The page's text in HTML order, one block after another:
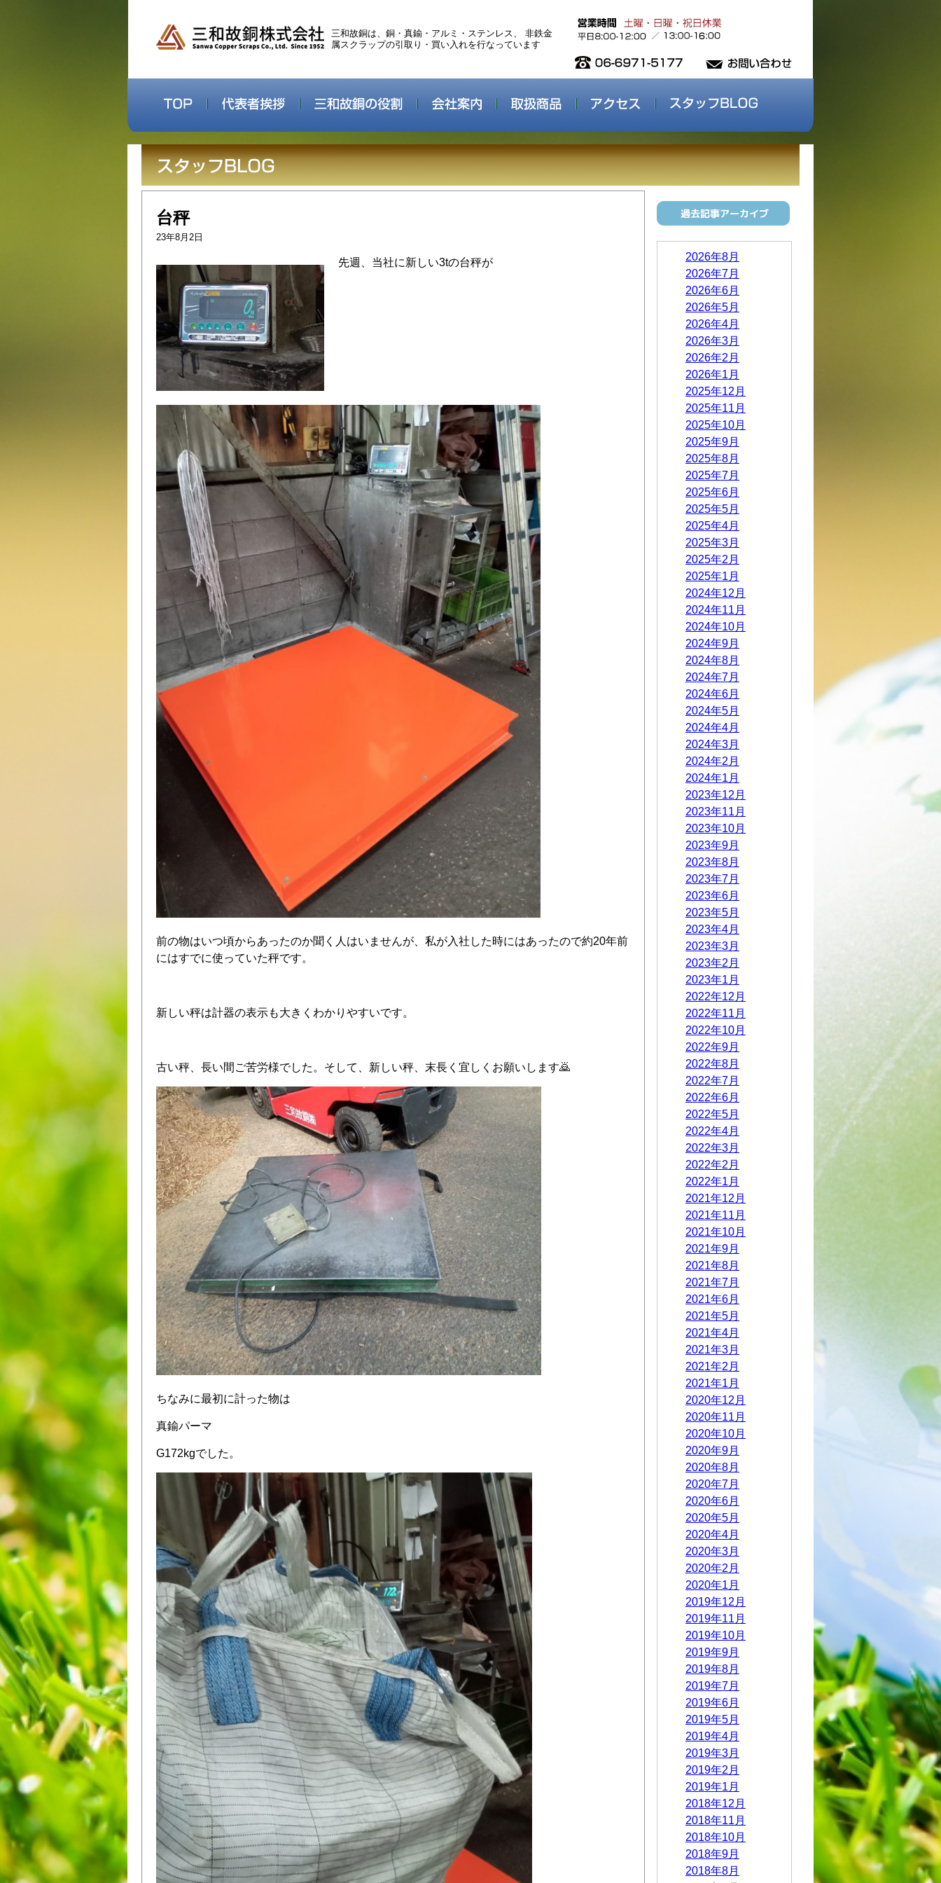
三和故銅は、銅・真鍮・アルミ・ステンレス、 非鉄金
属スクラップの引取り・買い入れを行なっています
台秤
23年8月2日
先週、当社に新しい3tの台秤が
前の物はいつ頃からあったのか聞く人はいませんが、私が入社した時にはあったので約20年前
にはすでに使っていた秤です。
新しい秤は計器の表示も大きくわかりやすいです。
古い秤、長い間ご苦労様でした。そして、新しい秤、末長く宜しくお願いします🙇
ちなみに最初に計った物は
真鍮パーマ
G172kgでした。
2026年8月
2026年7月
2026年6月
2026年5月
2026年4月
2026年3月
2026年2月
2026年1月
2025年12月
2025年11月
2025年10月
2025年9月
2025年8月
2025年7月
2025年6月
2025年5月
2025年4月
2025年3月
2025年2月
2025年1月
2024年12月
2024年11月
2024年10月
2024年9月
2024年8月
2024年7月
2024年6月
2024年5月
2024年4月
2024年3月
2024年2月
2024年1月
2023年12月
2023年11月
2023年10月
2023年9月
2023年8月
2023年7月
2023年6月
2023年5月
2023年4月
2023年3月
2023年2月
2023年1月
2022年12月
2022年11月
2022年10月
2022年9月
2022年8月
2022年7月
2022年6月
2022年5月
2022年4月
2022年3月
2022年2月
2022年1月
2021年12月
2021年11月
2021年10月
2021年9月
2021年8月
2021年7月
2021年6月
2021年5月
2021年4月
2021年3月
2021年2月
2021年1月
2020年12月
2020年11月
2020年10月
2020年9月
2020年8月
2020年7月
2020年6月
2020年5月
2020年4月
2020年3月
2020年2月
2020年1月
2019年12月
2019年11月
2019年10月
2019年9月
2019年8月
2019年7月
2019年6月
2019年5月
2019年4月
2019年3月
2019年2月
2019年1月
2018年12月
2018年11月
2018年10月
2018年9月
2018年8月